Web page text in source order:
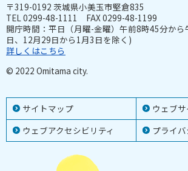
サイトマップ
ウェブ
ウェブアクセシビリティ
プライ
〒319-0192 茨城県小美玉市堅倉835
TEL 0299-48-1111 FAX 0299-48-1199
開庁時間：平日（月曜-金曜）午前8時45分か
日、12月29日から1月3日を除く)
詳しくはこちら
© 2022 Omitama city.